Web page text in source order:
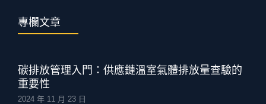
專欄文章
碳排放管理入門：供應鏈溫室氣體排放量查驗的
重要性
2024 年 11 月 23 日